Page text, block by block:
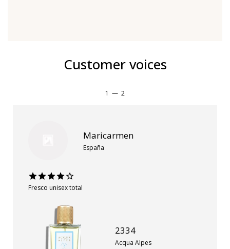
Customer voices
1 — 2
Maricarmen
España
Fresco unisex total
2334
Acqua Alpes